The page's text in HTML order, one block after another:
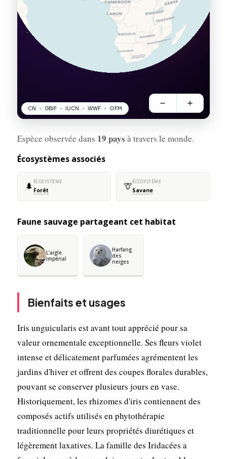
Espèce observée dans 19 pays à travers le monde.
Écosystèmes associés
🌲 ÉCOSYSTÈME
Forêt 🦒ÉCOSYSTÈME
Savane
Faune sauvage partageant cet habitat
L’aigle
impérial
Harfang
des
neiges
Bienfaits et usages
Iris unguicularis est avant tout apprécié pour sa
valeur ornementale exceptionnelle. Ses fleurs violet
intense et délicatement parfumées agrémentent les
jardins d'hiver et offrent des coupes florales durables,
pouvant se conserver plusieurs jours en vase.
Historiquement, les rhizomes d'iris contiennent des
composés actifs utilisés en phytothérapie
traditionnelle pour leurs propriétés diurétiques et
légèrement laxatives. La famille des Iridacées a